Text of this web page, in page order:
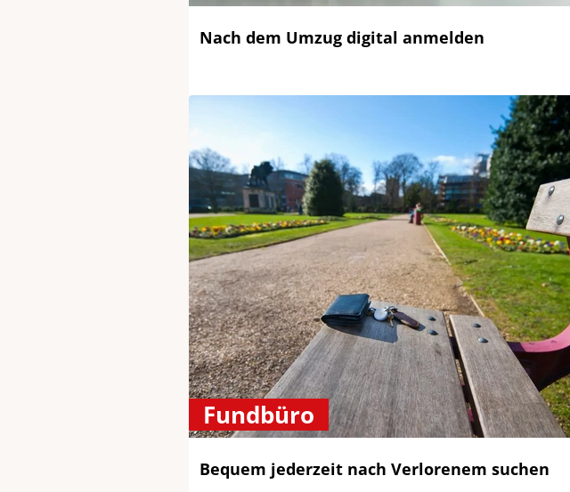
Nach dem Umzug digital anmelden
Fundbüro
Bequem jederzeit nach Verlorenem suchen